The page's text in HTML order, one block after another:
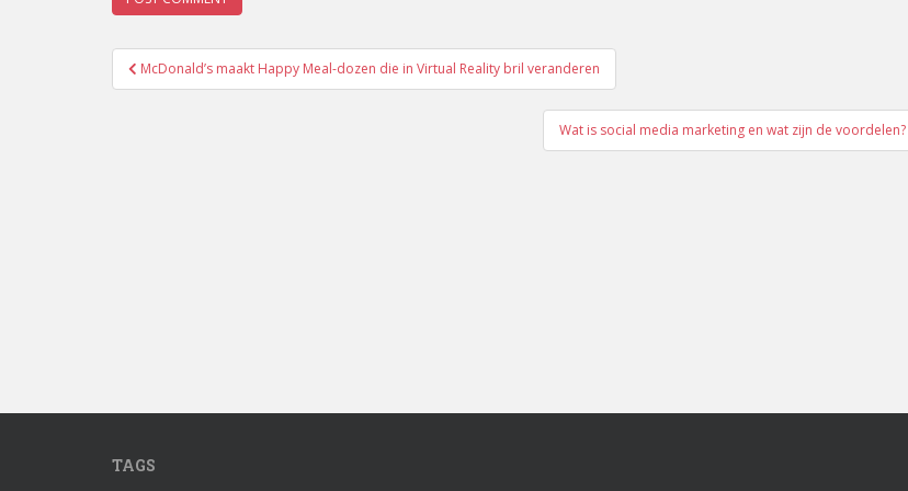
Post
navigation
McDonald’s maakt Happy Meal-dozen die in Virtual Reality bril veranderen
Wat is social media marketing en wat zijn de voordelen?
TAGS